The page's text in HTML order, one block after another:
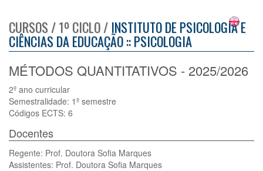
CURSOS / 1º CICLO / INSTITUTO DE PSICOLOGIA E
CIÊNCIAS DA EDUCAÇÃO :: PSICOLOGIA
MÉTODOS QUANTITATIVOS - 2025/2026
2º ano curricular
Semestralidade: 1º semestre
Códigos ECTS: 6
Docentes
Regente: Prof. Doutora Sofia Marques
Assistentes: Prof. Doutora Sofia Marques